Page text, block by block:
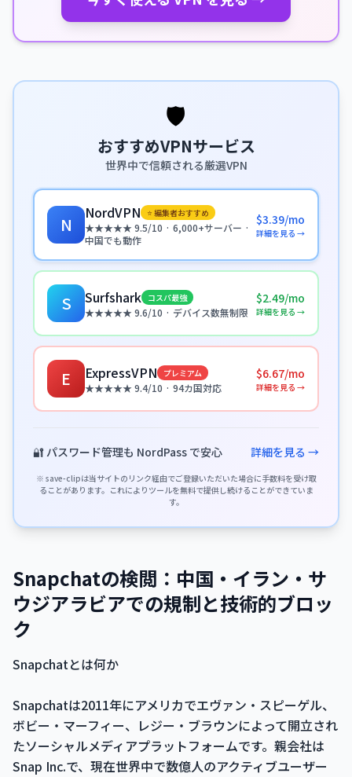
🛡️
おすすめVPNサービス
世界中で信頼される厳選VPN
N
NordVPN ⭐ 編集者おすすめ
★★★★★ 9.5/10 · 6,000+サーバー ·
中国でも動作
$3.39/mo
詳細を見る →
S Surfshark コスパ最強
★★★★★ 9.6/10 · デバイス数無制限
$2.49/mo
詳細を見る →
E ExpressVPN プレミアム
★★★★★ 9.4/10 · 94カ国対応
$6.67/mo
詳細を見る →
🔐 パスワード管理も NordPass で安心 詳細を見る →
※ save-clipは当サイトのリンク経由でご登録いただいた場合に手数料を受け取
ることがあります。これによりツールを無料で提供し続けることができていま
す。
Snapchatの検閲：中国・イラン・サ
ウジアラビアでの規制と技術的ブロッ
ク
Snapchatとは何か
Snapchatは2011年にアメリカでエヴァン・スピーゲル、
ボビー・マーフィー、レジー・ブラウンによって開立され
たソーシャルメディアプラットフォームです。親会社は
Snap Inc.で、現在世界中で数億人のアクティブユーザー